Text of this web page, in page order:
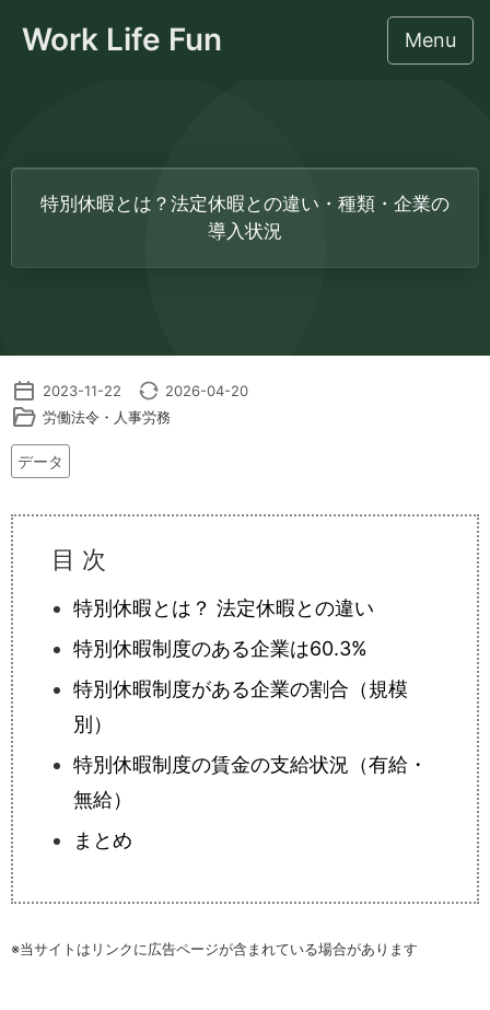
Work Life Fun Menu
社労士のための監督署対応相談
集客・事務所経営
特別休暇とは？法定休暇との違い・種類・企業の
導入状況
2023-11-22
2026-04-20
労働法令・人事労務
データ
特別休暇とは？ 法定休暇との違い
特別休暇制度のある企業は60.3%
特別休暇制度がある企業の割合（規模
別）
特別休暇制度の賃金の支給状況（有給・
無給）
まとめ
※当サイトはリンクに広告ページが含まれている場合があります